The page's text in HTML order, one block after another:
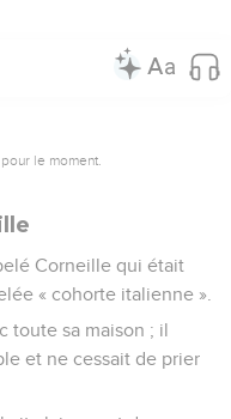
le moment.
Corneille qui était
« cohorte italienne ».
toute sa maison ; il
et ne cessait de prier